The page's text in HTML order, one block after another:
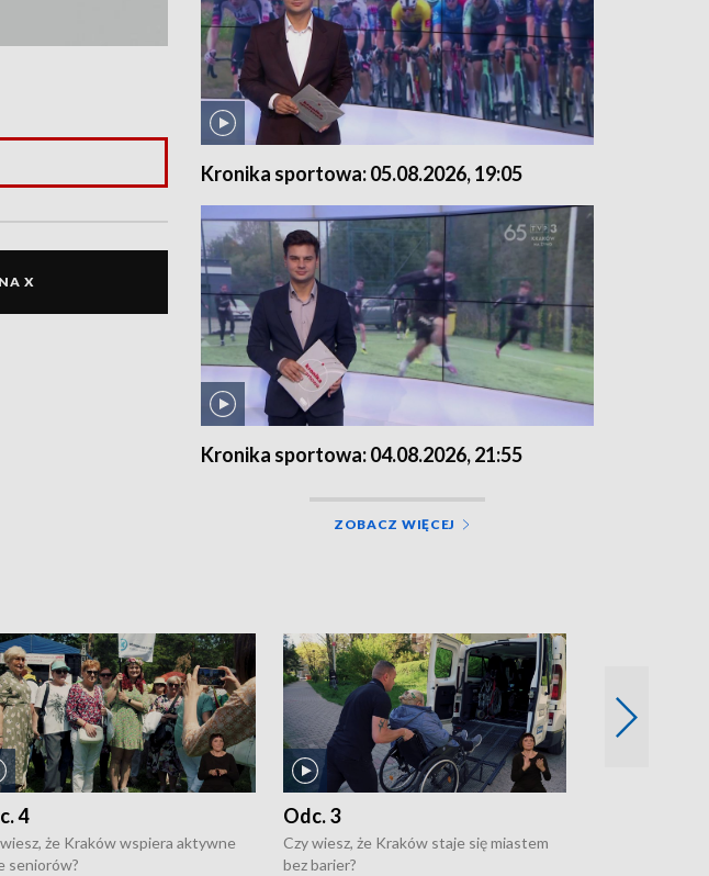
X
Kronika sportowa: 05.08.2026, 19:05
Kronika sportowa: 04.08.2026, 21:55
ZOBACZ WIĘCEJ
4
że Kraków wspiera aktywne
seniorów?
Odc. 3
Czy wiesz, że Kraków staje się miastem
bez barier?